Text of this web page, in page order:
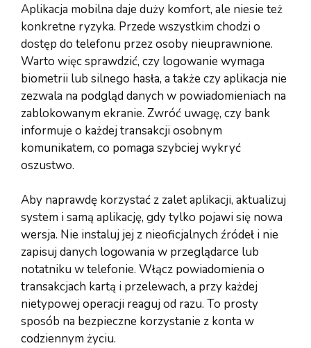
Aplikacja mobilna daje duży komfort, ale niesie też
konkretne ryzyka. Przede wszystkim chodzi o
dostęp do telefonu przez osoby nieuprawnione.
Warto więc sprawdzić, czy logowanie wymaga
biometrii lub silnego hasła, a także czy aplikacja nie
zezwala na podgląd danych w powiadomieniach na
zablokowanym ekranie. Zwróć uwagę, czy bank
informuje o każdej transakcji osobnym
komunikatem, co pomaga szybciej wykryć
oszustwo.
Aby naprawdę korzystać z zalet aplikacji, aktualizuj
system i samą aplikację, gdy tylko pojawi się nowa
wersja. Nie instaluj jej z nieoficjalnych źródeł i nie
zapisuj danych logowania w przeglądarce lub
notatniku w telefonie. Włącz powiadomienia o
transakcjach kartą i przelewach, a przy każdej
nietypowej operacji reaguj od razu. To prosty
sposób na bezpieczne korzystanie z konta w
codziennym życiu.